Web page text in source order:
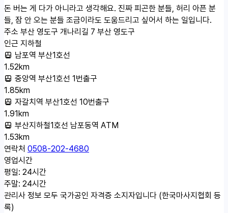
돈 버는 게 다가 아니라고 생각해요. 진짜 피곤한 분들, 허리 아픈 분
들, 잠 안 오는 분들 조금이라도 도움드리고 싶어서 하는 일입니다.
주소 부산 영도구 개나리길 7 부산 영도구
인근 지하철
남포역 부산1호선
1.52km
중앙역 부산1호선 1번출구
1.85km
자갈치역 부산1호선 10번출구
1.91km
부산지하철1호선 남포동역 ATM
1.53km
연락처 0508-202-4680
영업시간
평일: 24시간
주말: 24시간
관리사 정보 모두 국가공인 자격증 소지자입니다 (한국마사지협회 등
록)